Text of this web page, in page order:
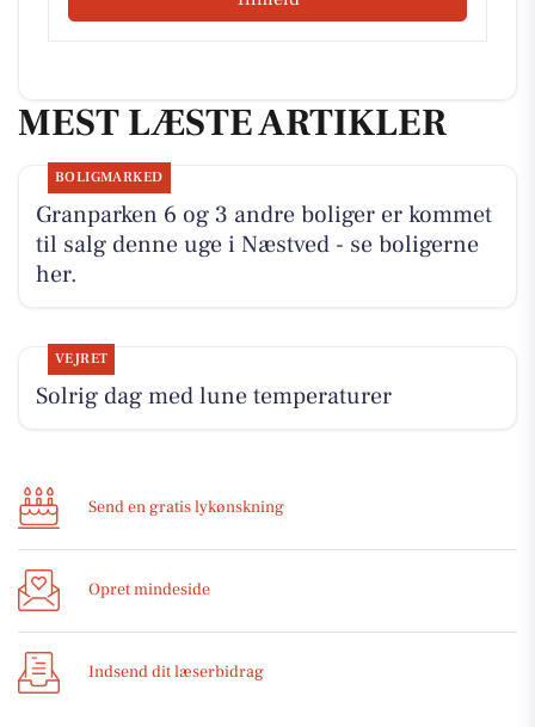
MEST LÆSTE ARTIKLER
BOLIGMARKED
Granparken 6 og 3 andre boliger er kommet
til salg denne uge i Næstved - se boligerne
her.
VEJRET
Solrig dag med lune temperaturer
Send en gratis lykønskning
Opret mindeside
Indsend dit læserbidrag